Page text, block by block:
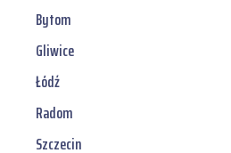
Bytom
Gliwice
Łódź
Radom
Szczecin